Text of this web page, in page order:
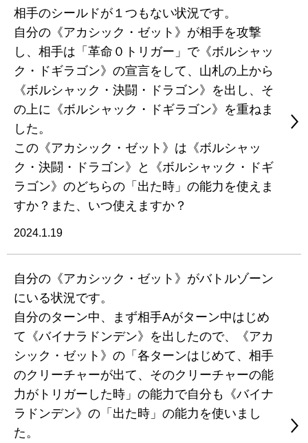
相手のシールドが１つもない状況です。
自分の《アカシック・ゼット》が相手を攻撃
し、相手は「革命０トリガー」で《ボルシャッ
ク・ドギラゴン》の宣言をして、山札の上から
《ボルシャック・決闘・ドラゴン》を出し、そ
の上に《ボルシャック・ドギラゴン》を重ねま
した。
この《アカシック・ゼット》は《ボルシャッ
ク・決闘・ドラゴン》と《ボルシャック・ドギ
ラゴン》のどちらの「出た時」の能力を使えま
すか？また、いつ使えますか？
2024.1.19
自分の《アカシック・ゼット》がバトルゾーン
にいる状況です。
自分のターン中、まず相手Aがターン中はじめ
て《バイナラドンデン》を出したので、《アカ
シック・ゼット》の「各ターンはじめて、相手
のクリーチャーが出て、そのクリーチャーの能
力がトリガーした時」の能力で自分も《バイナ
ラドンデン》の「出た時」の能力を使いまし
た。